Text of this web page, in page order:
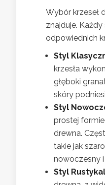
Wybór krzeseł
znajduje.
odpowiednich
Styl
krzesła
głęboki
skóry
Styl
prostej
drewna.
takie jak
nowoczesny
Styl